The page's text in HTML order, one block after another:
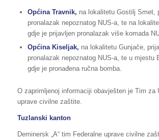
Općina Travnik, na lokalitetu Gostilj Smet,
pronalazak nepoznatog NUS-a, te na
gdje je prijavljen pronalazak više komada
Općina Kiseljak, na lokalitetu Gunjače,
pronalazak nepoznatog NUS-a, te u mjestu
gdje je pronađena ručna bomba.
O zaprimljenoj informaciji obavješten je Tim za
uprave civilne zaštite.
Tuzlanski kanton
Deminersk „A“ tim Federalne uprave civilne